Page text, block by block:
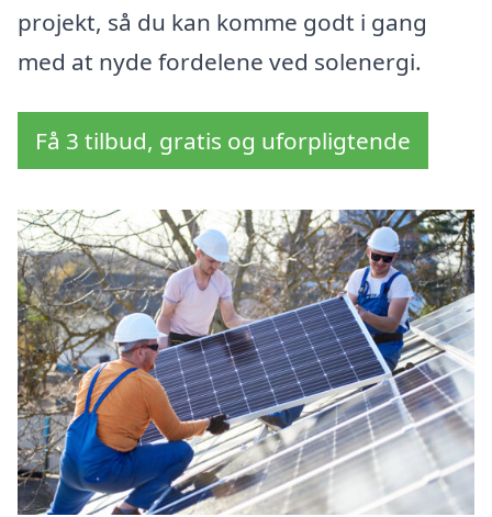
projekt, så du kan komme godt i gang
med at nyde fordelene ved solenergi.
Få 3 tilbud, gratis og uforpligtende